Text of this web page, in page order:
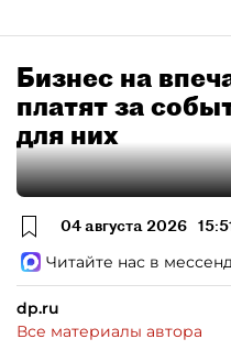
Бизнес на
платят за
для них
04 августа 2026
Читайте нас в
dp.ru
Все материалы автора